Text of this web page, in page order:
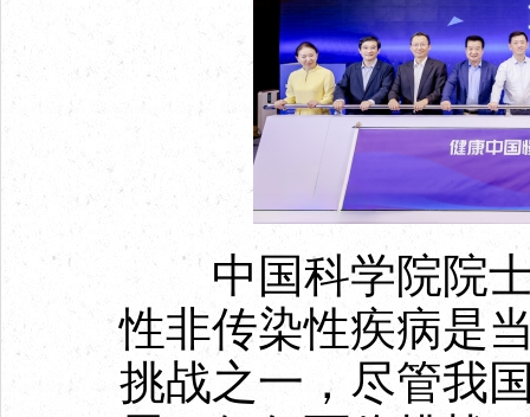
中国科学院院士
性非传染性疾病是
挑战之一，尽管我